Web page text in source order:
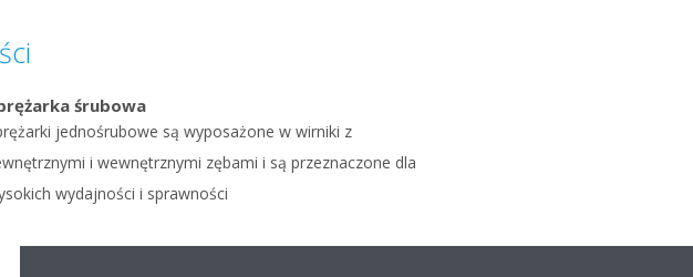
śrubowa
jednośrubowe są wyposażone w wirniki z
i wewnętrznymi zębami i są przeznaczone dla
wydajności i sprawności